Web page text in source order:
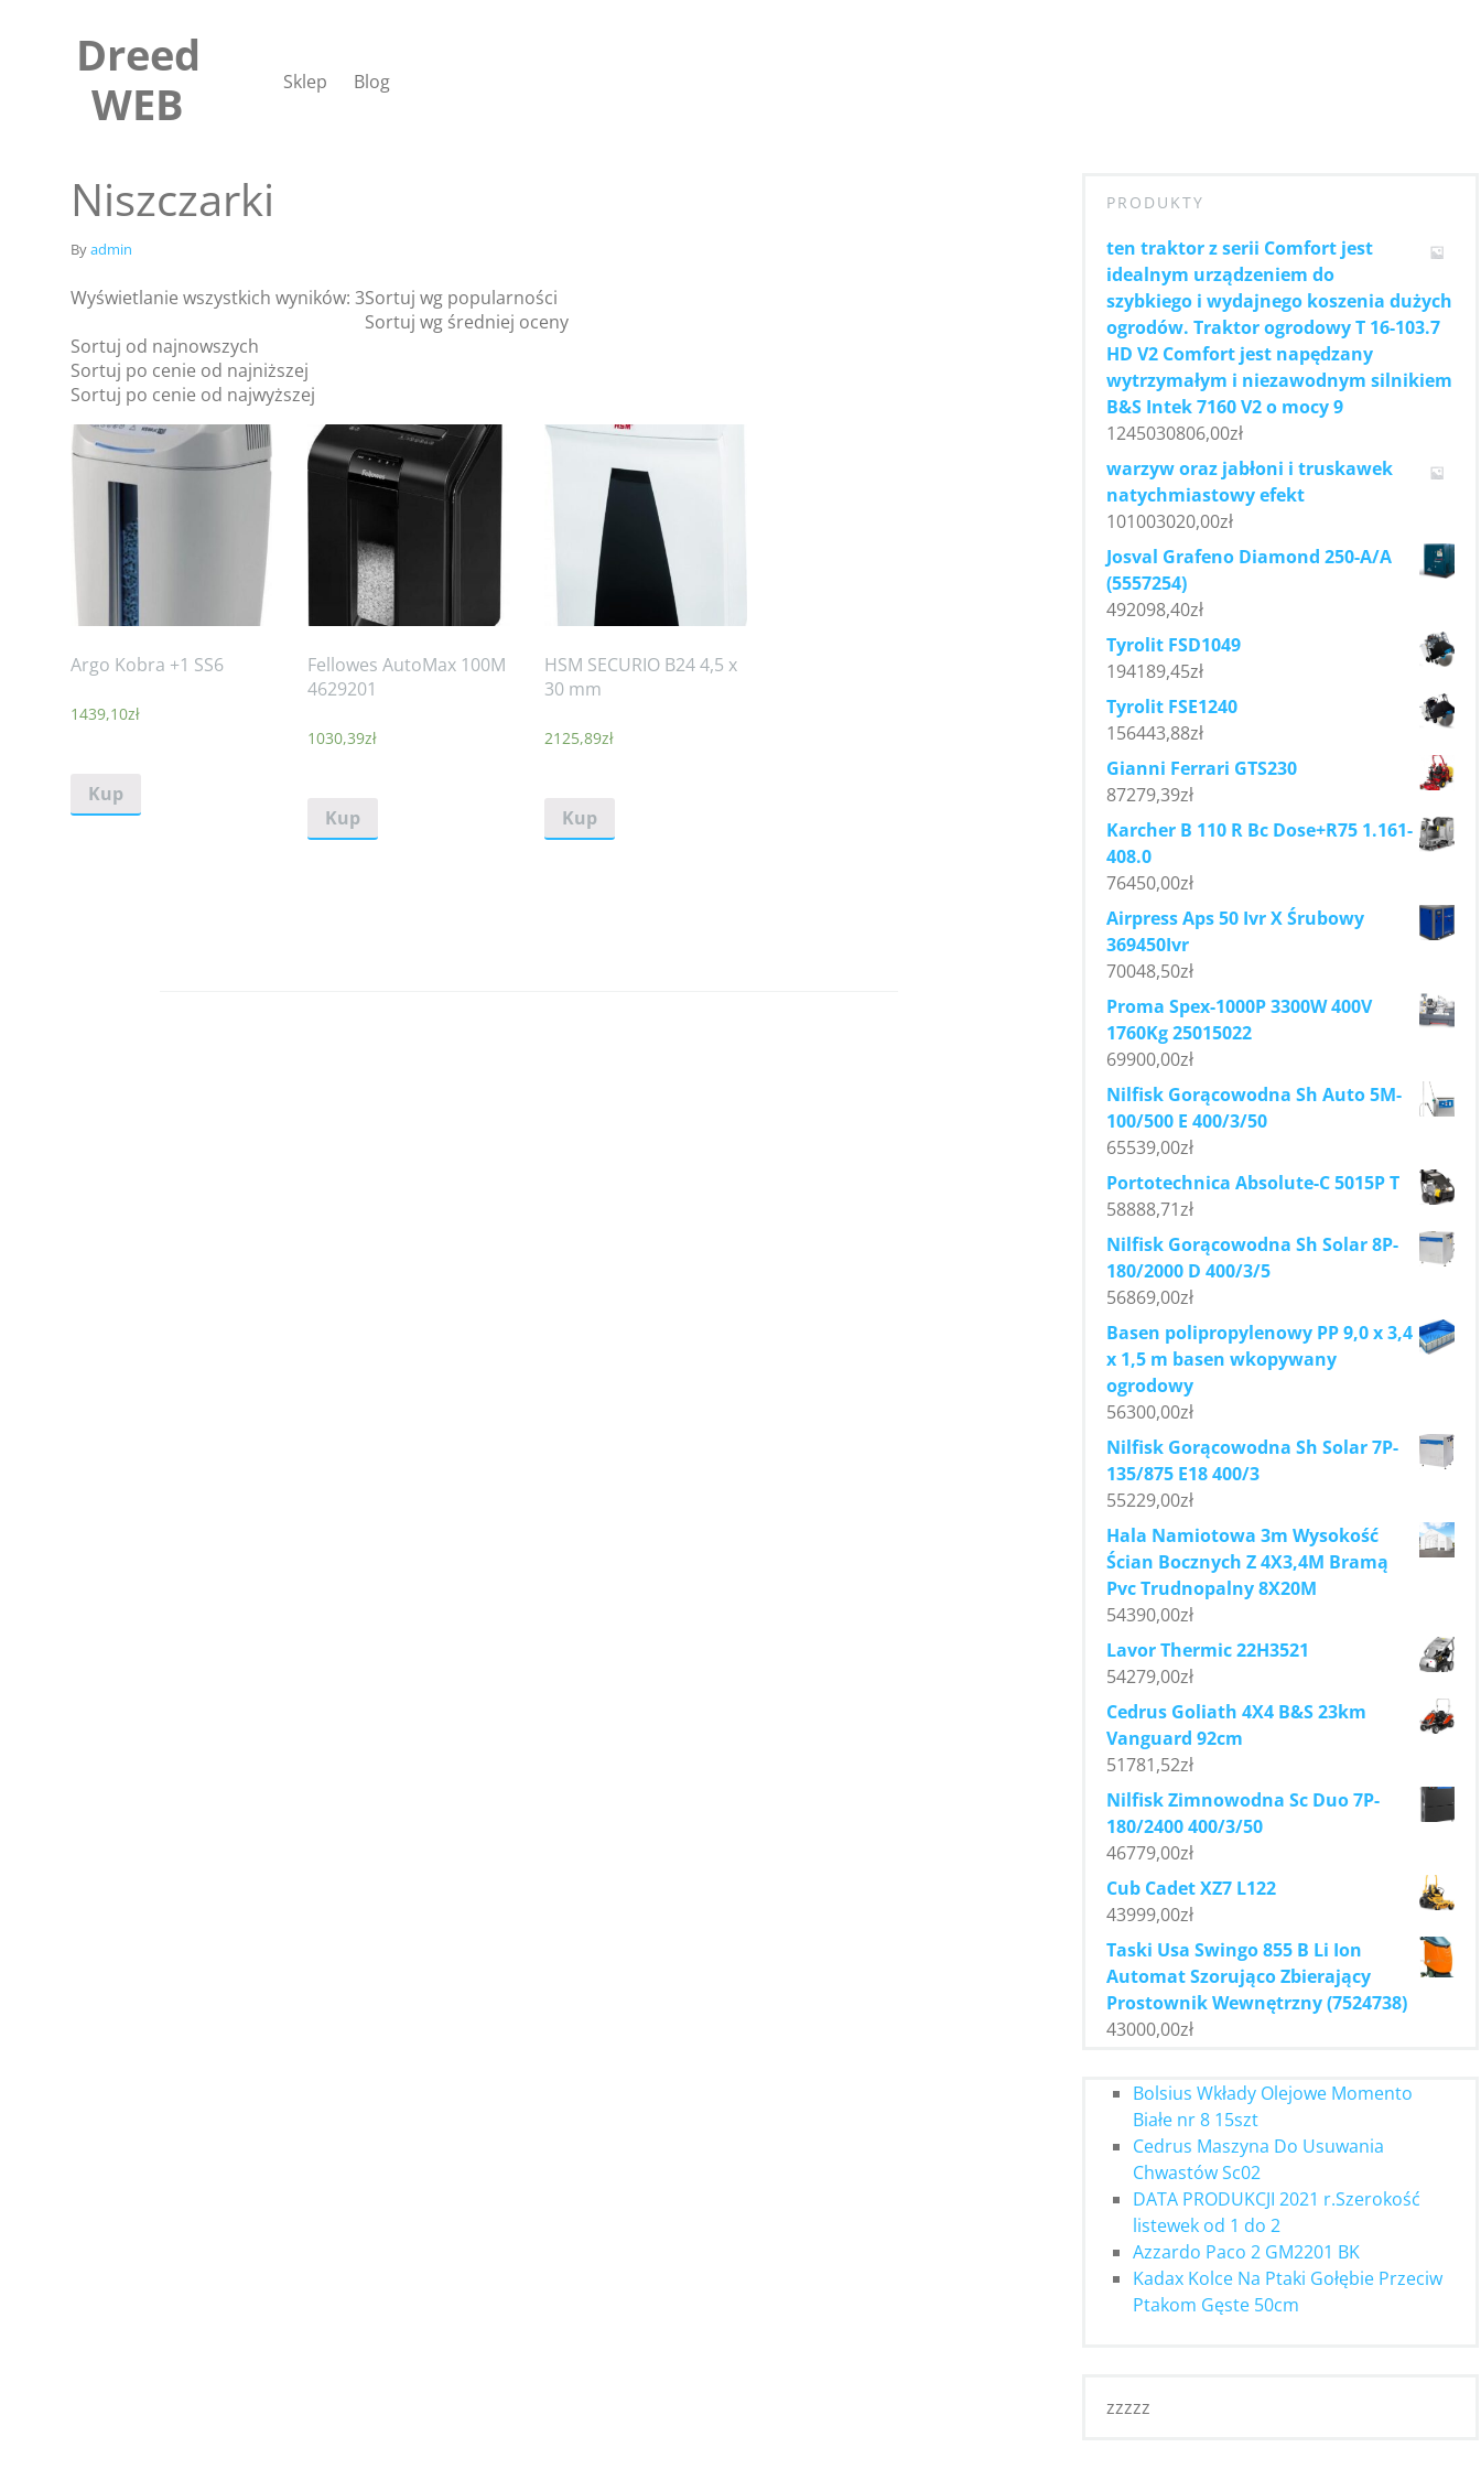
Dreed
WEB
Sklep Blog
Niszczarki
Byadmin
Wyświetlanie wszystkich wyników: 3Sortuj wg popularności
Sortuj wg średniej oceny
Sortuj od najnowszych
Sortuj po cenie od najniższej
Sortuj po cenie od najwyższej
Argo Kobra +1 SS6
1439,10zł
Kup
Fellowes AutoMax 100M
4629201
1030,39zł
Kup
HSM SECURIO B24 4,5 x
30 mm
2125,89zł
Kup
PRODUKTY
ten traktor z serii Comfort jest
idealnym urządzeniem do
szybkiego i wydajnego koszenia dużych
ogrodów. Traktor ogrodowy T 16-103.7
HD V2 Comfort jest napędzany
wytrzymałym i niezawodnym silnikiem
B&S Intek 7160 V2 o mocy 9
1245030806,00zł
warzyw oraz jabłoni i truskawek
natychmiastowy efekt
101003020,00zł
Josval Grafeno Diamond 250-A/A
(5557254)
492098,40zł
Tyrolit FSD1049
194189,45zł
Tyrolit FSE1240
156443,88zł
Gianni Ferrari GTS230
87279,39zł
Karcher B 110 R Bc Dose+R75 1.161-
408.0
76450,00zł
Airpress Aps 50 Ivr X Śrubowy
369450Ivr
70048,50zł
Proma Spex-1000P 3300W 400V
1760Kg 25015022
69900,00zł
Nilfisk Gorącowodna Sh Auto 5M-
100/500 E 400/3/50
65539,00zł
Portotechnica Absolute-C 5015P T
58888,71zł
Nilfisk Gorącowodna Sh Solar 8P-
180/2000 D 400/3/5
56869,00zł
Basen polipropylenowy PP 9,0 x 3,4
x 1,5 m basen wkopywany
ogrodowy
56300,00zł
Nilfisk Gorącowodna Sh Solar 7P-
135/875 E18 400/3
55229,00zł
Hala Namiotowa 3m Wysokość
Ścian Bocznych Z 4X3,4M Bramą
Pvc Trudnopalny 8X20M
54390,00zł
Lavor Thermic 22H3521
54279,00zł
Cedrus Goliath 4X4 B&S 23km
Vanguard 92cm
51781,52zł
Nilfisk Zimnowodna Sc Duo 7P-
180/2400 400/3/50
46779,00zł
Cub Cadet XZ7 L122
43999,00zł
Taski Usa Swingo 855 B Li Ion
Automat Szorująco Zbierający
Prostownik Wewnętrzny (7524738)
43000,00zł
Bolsius Wkłady Olejowe Momento
Białe nr 8 15szt
Cedrus Maszyna Do Usuwania
Chwastów Sc02
DATA PRODUKCJI 2021 r.Szerokość
listewek od 1 do 2
Azzardo Paco 2 GM2201 BK
Kadax Kolce Na Ptaki Gołębie Przeciw
Ptakom Gęste 50cm
zzzzz